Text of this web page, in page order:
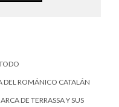
DEL ROMÁNICO CATALÁN
DE TERRASSA Y SUS